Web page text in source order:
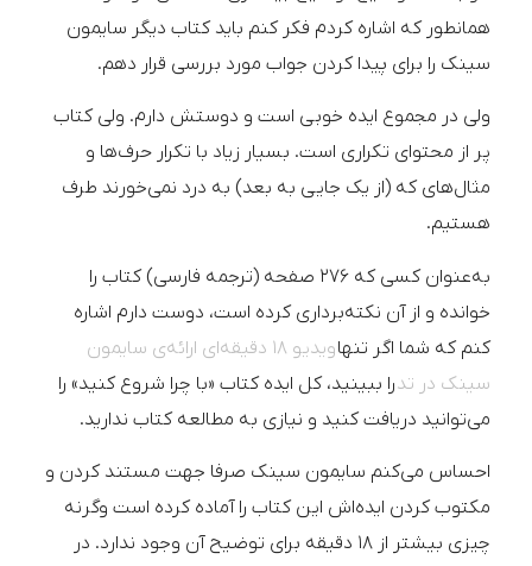
همانطور که اشاره کردم فکر کنم باید کتاب دیگر سایمون
سینک را برای پیدا کردن جواب مورد بررسی قرار دهم.
ولی در مجموع ایده خوبی است و دوستش دارم. ولی کتاب
پر از محتوای تکراری است. بسیار زیاد با تکرار حرف‌ها و
مثال‌های که (از یک جایی به بعد) به درد نمی‌خورند طرف
هستیم.
به‌عنوان کسی که ۲۷۶ صفحه (ترجمه فارسی) کتاب را
خوانده و از آن نکته‌برداری کرده است، دوست دارم اشاره
کنم که شما اگر تنها
ویدیو ۱۸ دقیقه‌ای ارائه‌ی سایمون
سینک در تدرا ببینید، کل ایده کتاب «با چرا شروع کنید» را
می‌توانید دریافت کنید و نیازی به مطالعه کتاب ندارید.
احساس می‌کنم سایمون سینک صرفا جهت مستند کردن و
مکتوب کردن ایده‌اش این کتاب را آماده کرده است وگرنه
چیزی بیشتر از ۱۸ دقیقه برای توضیح آن وجود ندارد. در